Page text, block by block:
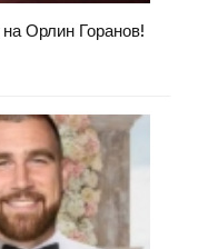
Орлин Горанов!